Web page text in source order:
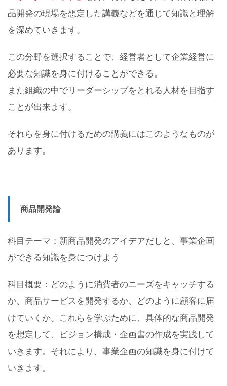
品開発の現場を想定した講義などを通じて知識と理解
を深めていきます。
この分野を選択することで、経営者として企業経営に
必要な知識を身に付けることができる。
また組織の中でリーダーシップをとれる人材を目指す
ことが出来ます。
それらを身に付けるための講義にはこのようなものが
あります。
商品開発論
科目テーマ：新商品開発のアイデアだしと、事業企画
ができる知識を身につけよう
科目概要：どのように消費者のニーズをキャッチする
か、商品サービスを開発するか、どのように顧客に届
けていくか。これらを学ぶために、具体的な商品開発
を想定して、ビジョン構成・企画書の作成を実践して
いきます。それにより、事業企画の知識を身に付けて
いきます。